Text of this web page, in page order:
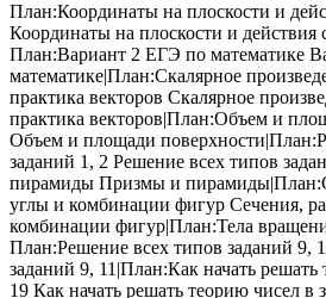
План:Координаты на плоскости и
Координаты на плоскости и действия
План:Вариант 2 ЕГЭ по математике
математике|План:Скалярное
практика векторов Скалярное
практика векторов|План:Объем и
Объем и площади
заданий 1, 2 Решение всех типов
пирамиды Призмы и
углы и комбинации фигур Сечения,
комбинации фигур|План:Тела
План:Решение всех типов заданий 9,
заданий 9, 11|План:Как начать решать
19 Как начать решать теорию чисел в